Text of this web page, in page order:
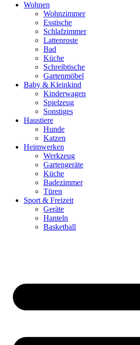
Wohnen
Wohnzimmer
Esstische
Schlafzimmer
Lattenroste
Bad
Küche
Schreibtische
Gartenmöbel
Baby & Kleinkind
Kinderwagen
Spielzeug
Sonstiges
Haustiere
Hunde
Katzen
Heimwerken
Werkzeug
Gartengeräte
Küche
Badezimmer
Türen
Sport & Freizeit
Geräte
Hanteln
Basketball